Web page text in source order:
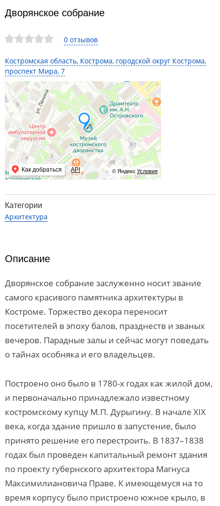
0 отзывов
Костромская область, Кострома, городской округ Кострома,
проспект Мира, 7
© Яндекс Условия
Как добраться API
Дворянское собрание
Категории
Архитектура
Описание
Дворянское собрание заслуженно носит звание
самого красивого памятника архитектуры в
Костроме. Торжество декора переносит
посетителей в эпоху балов, празднеств и званых
вечеров. Парадные залы и сейчас могут поведать
о тайнах особняка и его владельцев.
Построено оно было в 1780-х годах как жилой дом,
и первоначально принадлежало известному
костромскому купцу М.П. Дурыгину. В начале XIX
века, когда здание пришло в запустение, было
принято решение его перестроить. В 1837–1838
годах был проведен капитальный ремонт здания
по проекту губернского архитектора Магнуса
Максимилиановича Праве. К имеющемуся на то
время корпусу было пристроено южное крыло, в